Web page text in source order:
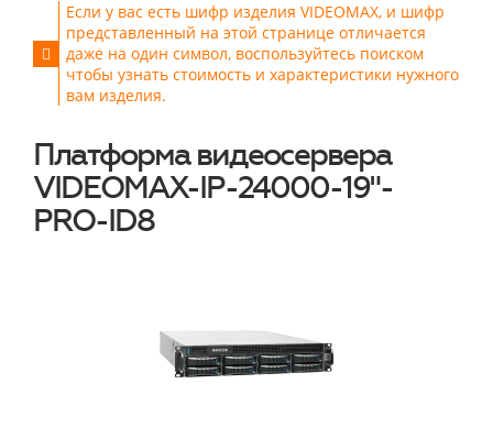
Если у вас есть шифр изделия VIDEOMAX, и шифр
представленный на этой странице отличается
даже на один символ, воспользуйтесь поиском
чтобы узнать стоимость и характеристики нужного
вам изделия.
Платформа видеосервера
VIDEOMAX-IP-24000-19"-
PRO-ID8